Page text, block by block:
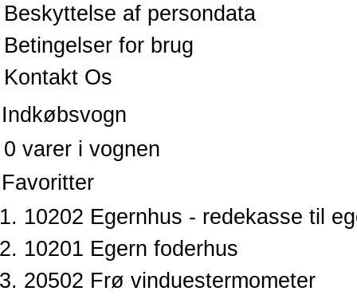
Beskyttelse af persondata
Betingelser for brug
Kontakt Os
Indkøbsvogn
0 varer i vognen
Favoritter
10202 Egernhus - redekasse til
10201 Egern foderhus
20502 Frø vinduestermometer